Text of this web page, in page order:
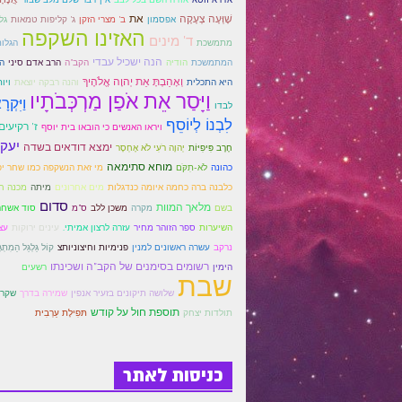
שָׁוְּעָה צְעָקָה אפסמון את ב' מצרי הזקן ג' קליפות טמאות
מתמשכת ד' מינים האזינו השקפה
המתמשכת הודיה הנה ישכיל עבדי הקב"ה הרב אדם סיני
היא התכלית וְאָהַבְתָּ אֵת יְהוָה אֱלֹהֶיךָ והנה רבקה יוצאת
לבדו וַיָּסַר אֵת אֹפַן מַרְכְּבֹתָיו
לִבְנוֹ לְיוֹסֵף ויראו האנשים כי הובאו בית יוסף ז' רקיעים
חֶרֶב פִּיפִיּוֹת יְהוָה רֹעִי לֹא אֶחְסָר ימצא דודאים בשדה
כהונה לֹא-תִקֹּם מוחא סתימאה מי זאת הנשקפה כמו שחר
כלבנה ברה כחמה איומה כנדגלות מים אחרונים מיתה מכנה
בשם מלאך המוות מקרה משכן ללב ס"מ סדום סוד
השיערות ספר הזוהר מחיר עזרה לרצון אמיתי. עינים ירוקות
נרקב עשרה ראשונים למנין פנימיות וחיצוניותצ קוֹל גַּלְגַּל
הימין רשומים בסימנים של הקב"ה ושכינתו רשעים
שבת שלושה תיקונים בזעיר אנפין שמירה בדרך
תולדות יצחק תוספת חול על קודש תּפִילָת עַרְבִית
כניסות לאתר